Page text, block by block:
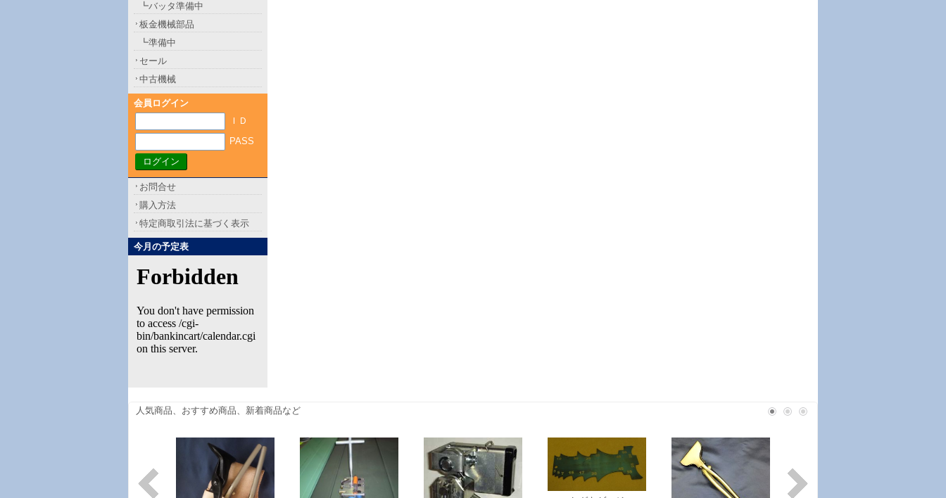
┗バッタ準備中
板金機械部品
┗準備中
セール
中古機械
会員ログイン
ＩＤ
PASS
お問合せ
購入方法
特定商取引法に基づく表示
今月の予定表